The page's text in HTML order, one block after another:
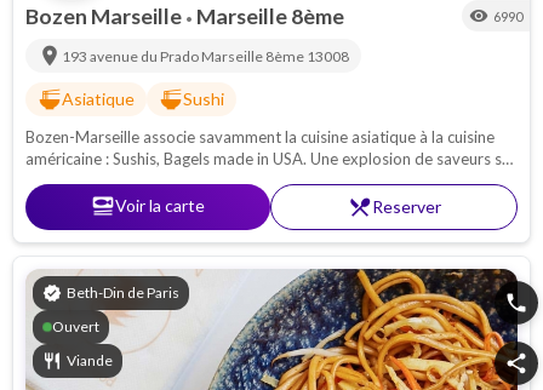
Bozen Marseille • Marseille 8ème visibility 6990
location_on 193 avenue du Prado Marseille 8ème 13008
ramen_diningAsiatique ramen_diningSushi
Bozen-Marseille associe savamment la cuisine asiatique à la cuisine
américaine : Sushis, Bagels made in USA. Une explosion de saveurs se
dégage de chaque plat, une parfaite symbiose entre le sucré et le salé.
set_mealVoir la carte restaurant_menuReserver
verified Beth-Din de Paris
Ouvert
restaurant Viande
phone
share